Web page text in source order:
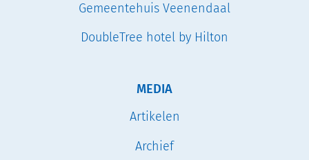
Gemeentehuis Veenendaal
DoubleTree hotel by Hilton
MEDIA
Artikelen
Archief